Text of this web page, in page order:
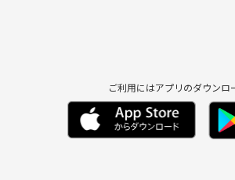
ご利用にはアプリのダウンロ